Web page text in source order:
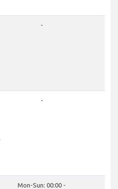
-
-
Mon-Sun: 00:00 -